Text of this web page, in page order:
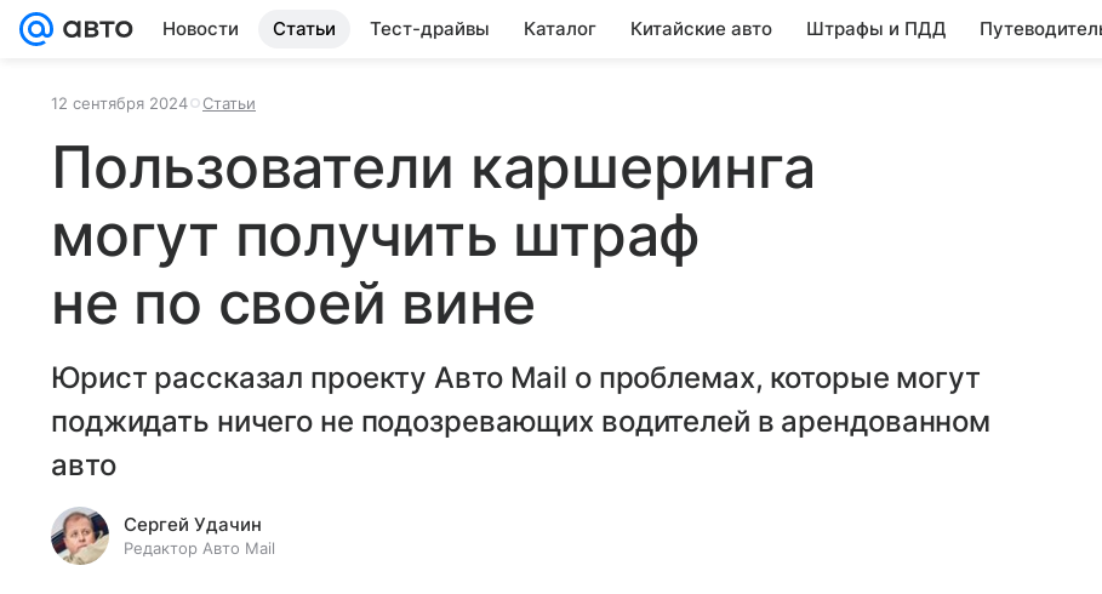
Новости Статьи Тест-драйвы Каталог Китайские авто Штрафы и ПДД
12 сентября 2024 Статьи
Пользователи каршеринга
могут получить штраф
не по своей вине
Юрист рассказал проекту Авто Mail о проблемах, которые могут
поджидать ничего не подозревающих водителей в арендованном
авто
Сергей Удачин
Редактор Авто Mail